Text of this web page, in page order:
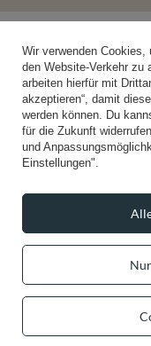
Wir verwenden Cookies,
den Website-Verkehr zu
arbeiten hierfür mit
akzeptieren“, damit
werden können. Du
für die Zukunft
und
Einstellungen".